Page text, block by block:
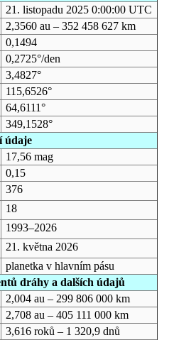
21. listopadu 2025 0:00:00 UTC
2,3560 au – 352 458 627 km
0,1494
0,2725°/den
3,4827°
115,6526°
64,6111°
349,1528°
údaje
17,56 mag
0,15
376
18
1993–2026
21. května 2026
planetka v hlavním pásu
dráhy a dalších údajů
2,004 au – 299 806 000 km
2,708 au – 405 111 000 km
3,616 roků – 1 320,9 dnů